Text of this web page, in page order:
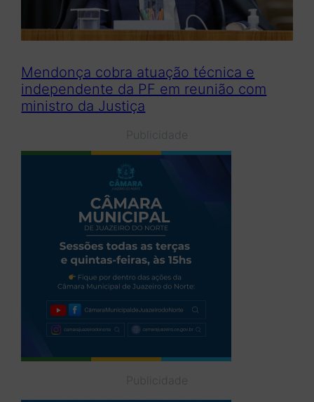
Mendonça cobra atuação técnica e
independente da PF em reunião com
ministro da Justiça
Publicidade
Publicidade